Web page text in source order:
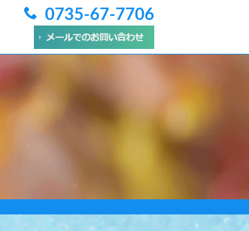
0735-67-7706